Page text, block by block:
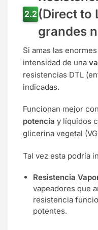
(Direct to
grandes
Si amas las
intensidad de una
resistencias DTL
indicadas.
Funcionan mejor con
potencia y líquidos
glicerina vegetal
Tal vez esta podría
Resistencia
vapeadores que
resistencia
potentes.